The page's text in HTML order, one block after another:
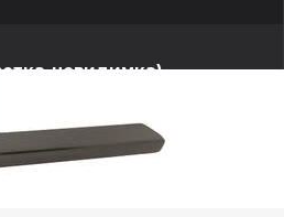
невидимка)
квадрат)